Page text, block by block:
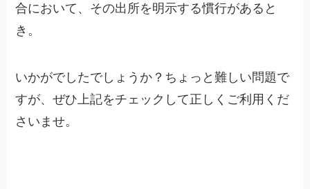
合において、その出所を明示する慣行があると
き。
いかがでしたでしょうか？ちょっと難しい問題で
すが、ぜひ上記をチェックして正しくご利用くだ
さいませ。